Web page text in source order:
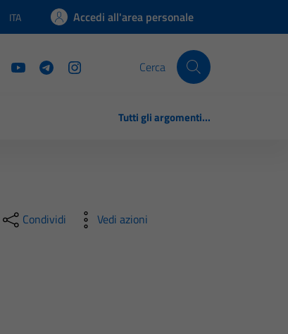
Lingua attiva:
ITA Accedi all'area personale
Cerca
Tutti gli argomenti...
Condividi Vedi azioni